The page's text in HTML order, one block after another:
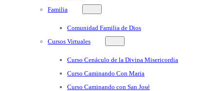
Familia
Comunidad Familia de Dios
Cursos Virtuales
Curso Cenáculo de la Divina Misericordia
Curso Caminando Con Maria
Curso Caminando con San José